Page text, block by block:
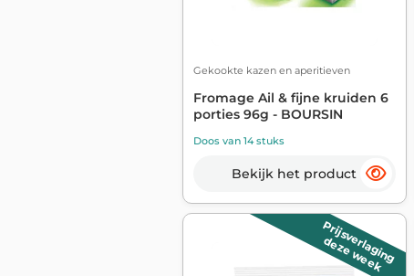
Gekookte kazen en aperitieven
Fromage Ail & fijne kruiden 6
porties 96g - BOURSIN
Doos van 14 stuks
Bekijk het product
Prijsverlaging
deze week